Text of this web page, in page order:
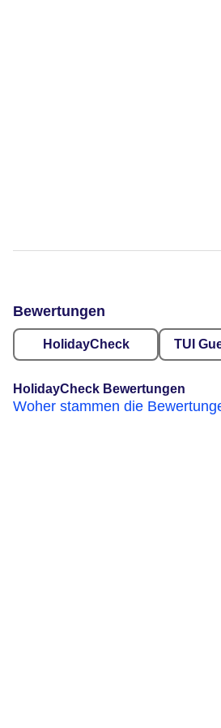
Bewertungen
HolidayCheck TUI
HolidayCheck Bewertungen
Woher stammen die